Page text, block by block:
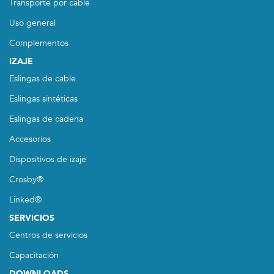
Transporte por cable
Uso general
Complementos
IZAJE
Eslingas de cable
Eslingas sintéticas
Eslingas de cadena
Accesorios
Dispositivos de izaje
Crosby®
Linked®
SERVICIOS
Centros de servicios
Capacitación